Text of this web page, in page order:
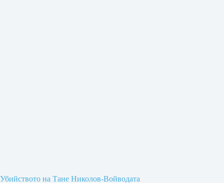
Убийството на Тане Николов-Войводата